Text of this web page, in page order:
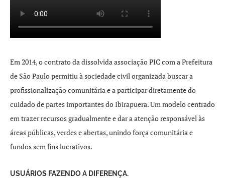
Em 2014, o contrato da dissolvida associação PIC com a Prefeitura
de São Paulo permitiu à sociedade civil organizada buscar a
profissionalização comunitária e a participar diretamente do
cuidado de partes importantes do Ibirapuera. Um modelo centrado
em trazer recursos gradualmente e dar a atenção responsável às
áreas públicas, verdes e abertas, unindo força comunitária e
fundos sem fins lucrativos.
USUÁRIOS FAZENDO A DIFERENÇA.